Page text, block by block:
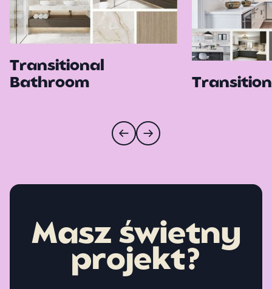
Transitional
Bathroom
Masz świetny
projekt?